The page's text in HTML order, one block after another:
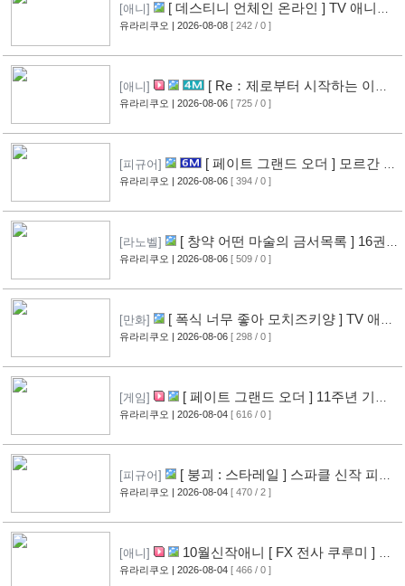
[애니]
[ 데스티니 언체인 온라인 ] TV 애니메
이션화 결정 [9]
유라리쿠오 | 2026-08-08 [ 242 / 0 ]
[애니]
[ Re：제로부터 시작하는 이세
계 생활 ] 4기 탈환편 PV 영상 공개
유라리쿠오 | 2026-08-06 [ 725 / 0 ]
[피규어]
[ 페이트 그랜드 오더 ] 모르간 르
페이 신작 피규어 공개
[10]
유라리쿠오 | 2026-08-06 [ 394 / 0 ]
[라노벨]
[ 창약 어떤 마술의 금서목록 ] 16권
표지 공개
[12]
유라리쿠오 | 2026-08-06 [ 509 / 0 ]
[만화]
[ 폭식 너무 좋아 모치즈키양 ] TV 애니
메이션화 결정 [13]
유라리쿠오 | 2026-08-06 [ 298 / 0 ]
[게임]
[ 페이트 그랜드 오더 ] 11주년 기념
영상 공개
[11]
유라리쿠오 | 2026-08-04 [ 616 / 0 ]
[피규어]
[ 붕괴 : 스타레일 ] 스파클 신작 피규
어 공개
[8]
유라리쿠오 | 2026-08-04 [ 470 / 2 ]
[애니]
10월신작애니 [ FX 전사 쿠루미 ] PV
영상 공개
[9]
유라리쿠오 | 2026-08-04 [ 466 / 0 ]